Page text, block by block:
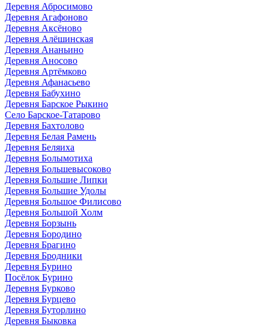
Деревня Абросимово
Деревня Агафоново
Деревня Аксёново
Деревня Алёшинская
Деревня Ананьино
Деревня Аносово
Деревня Артёмково
Деревня Афанасьево
Деревня Бабухино
Деревня Барское Рыкино
Село Барское-Татарово
Деревня Бахтолово
Деревня Белая Рамень
Деревня Беляиха
Деревня Болымотиха
Деревня Большевысоково
Деревня Большие Липки
Деревня Большие Удолы
Деревня Большое Филисово
Деревня Большой Холм
Деревня Борзынь
Деревня Бородино
Деревня Брагино
Деревня Бродники
Деревня Бурино
Посёлок Бурино
Деревня Бурково
Деревня Бурцево
Деревня Буторлино
Деревня Быковка